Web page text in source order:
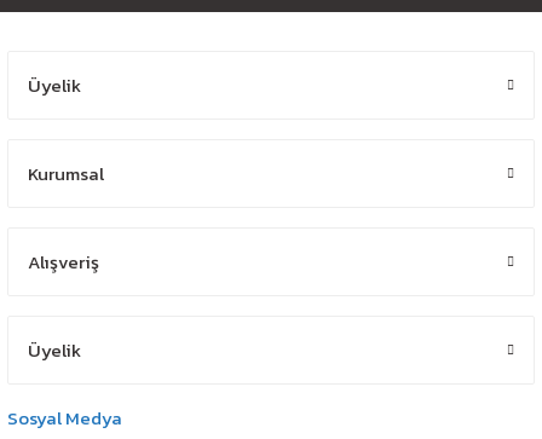
Üyelik
Kurumsal
Alışveriş
Üyelik
Sosyal Medya